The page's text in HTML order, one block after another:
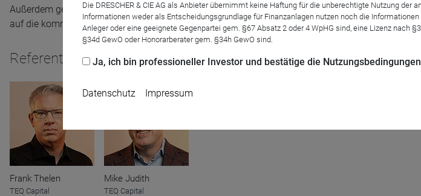
Außerdem geht es um die Entwicklung unserer Portfolio-Companies über den Sommer, sowie
auf die kommenden Monate. Wir freuen uns auf den Austausch mit euch!
Referenten
Frank Thelen
TEQ Capital
Mike Judith
TEQ Capital
Die DRESCHER & CIE AG als Anbieter übernimmt keine Haftung für die unberechtigte Nutzung
Informationen weder als Entscheidungsgrundlage für Finanzanlagen nutzen noch die
Anleger oder eine geeignete Gegenpartei gem. §67 Absatz 2 oder 4 WpHG sind, eine Lizenz nach
§34d GewO oder Honorarberater gem. §34h GewO sind.
Ja, ich bin professioneller Investor und bestätige die Nutzungsbedingungen
Datenschutz Impressum